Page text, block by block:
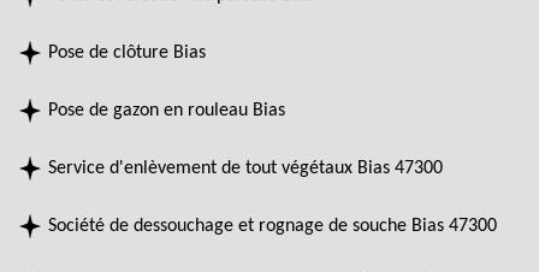
Pose de clôture Bias
Pose de gazon en rouleau Bias
Service d'enlèvement de tout végétaux Bias 47300
Société de dessouchage et rognage de souche Bias 47300